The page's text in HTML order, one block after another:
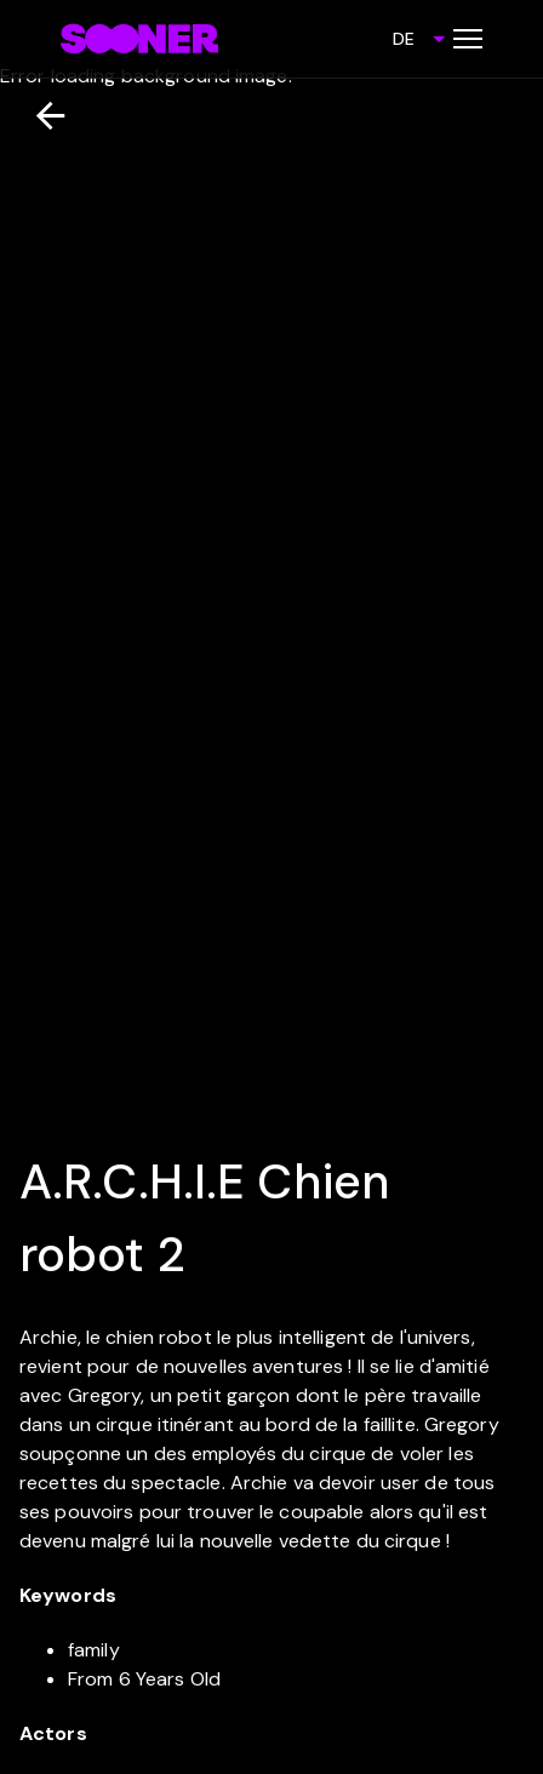
DE
Error loading background image.
A.R.C.H.I.E Chien
robot 2
Archie, le chien robot le plus intelligent de l'univers,
revient pour de nouvelles aventures ! Il se lie d'amitié
avec Gregory, un petit garçon dont le père travaille
dans un cirque itinérant au bord de la faillite. Gregory
soupçonne un des employés du cirque de voler les
recettes du spectacle. Archie va devoir user de tous
ses pouvoirs pour trouver le coupable alors qu'il est
devenu malgré lui la nouvelle vedette du cirque !
Keywords
family
From 6 Years Old
Actors